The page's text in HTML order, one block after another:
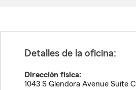
Detalles de la oficina:
Dirección física:
1043 S Glendora Avenue Suite C